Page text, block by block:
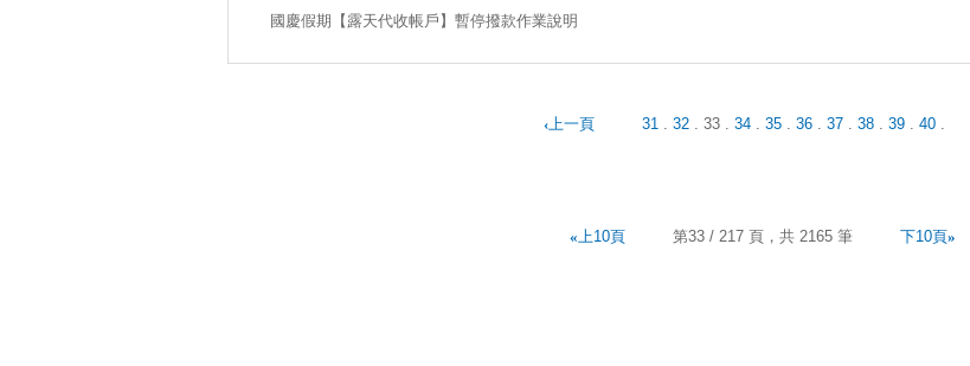
國慶假期【露天代收帳戶】暫停撥款作業說明
‹上一頁 31 . 32 . 33 . 34 . 35 . 36 . 37 . 38 . 39 . 40 .
«上10頁 第33 / 217 頁，共 2165 筆 下10頁»